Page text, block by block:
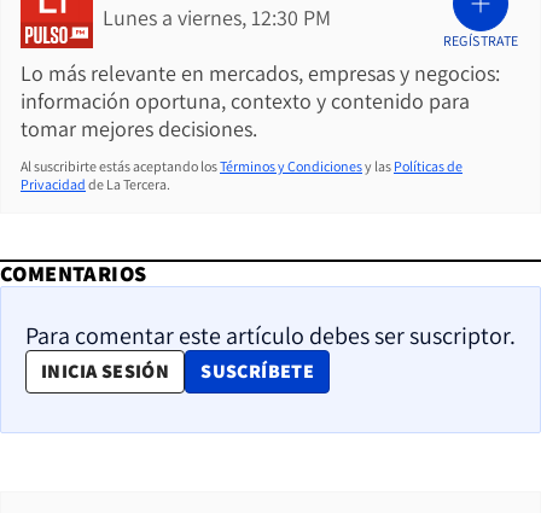
Lunes a viernes, 12:30 PM
Lo más relevante en mercados, empresas y negocios:
información oportuna, contexto y contenido para
tomar mejores decisiones.
REGÍSTRATE
Al suscribirte estás aceptando losTérminos y Condicionesy las Políticas de
Privacidad de La Tercera.
COMENTARIOS
Para comentar este artículo debes ser suscriptor.
INICIA SESIÓN SUSCRÍBETE
OPENS IN NEW WINDOW